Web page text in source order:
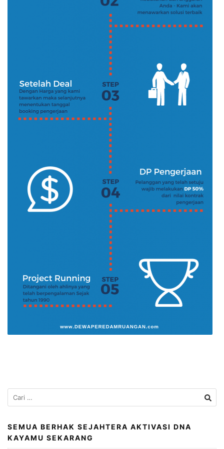
Cari
untuk:
SEMUA BERHAK SEJAHTERA AKTIVASI DNA
KAYAMU SEKARANG